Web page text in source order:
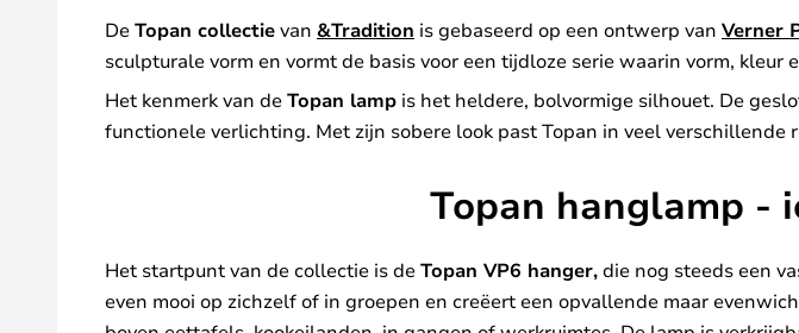
DeTopan collectievan &Tradition is gebaseerd op een ontwerp van Verner
sculpturale vorm en vormt de basis voor een tijdloze serie waarin vorm,
Het kenmerk van deTopan lamp is het heldere, bolvormige silhouet. De
functionele verlichting. Met zijn sobere look past Topan in veel verschillende
Topan hanglamp -
Het startpunt van de collectie is deTopan VP6 hanger,die nog steeds een
even mooi op zichzelf of in groepen en creëert een opvallende maar